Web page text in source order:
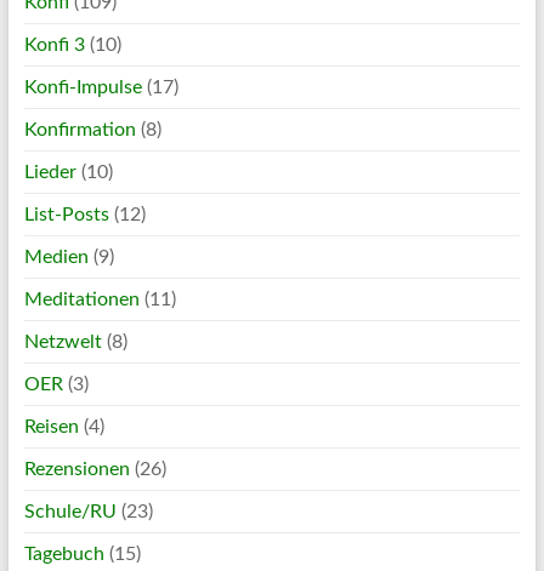
Konfi 3(10)
Konfi-Impulse(17)
Konfirmation (8)
Lieder(10)
List-Posts(12)
Medien (9)
Meditationen (11)
Netzwelt(8)
OER (3)
Reisen (4)
Rezensionen (26)
Schule/RU (23)
Tagebuch (15)